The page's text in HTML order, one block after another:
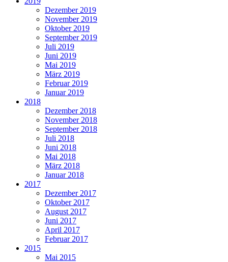
Dezember 2019
November 2019
Oktober 2019
September 2019
Juli 2019
Juni 2019
Mai 2019
März 2019
Februar 2019
Januar 2019
2018
Dezember 2018
November 2018
September 2018
Juli 2018
Juni 2018
Mai 2018
März 2018
Januar 2018
2017
Dezember 2017
Oktober 2017
August 2017
Juni 2017
April 2017
Februar 2017
2015
Mai 2015